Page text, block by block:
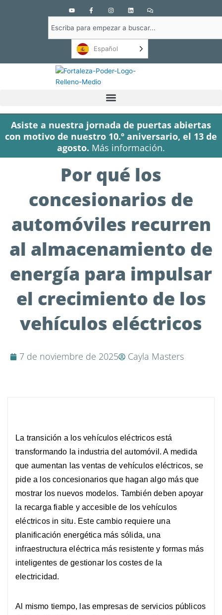
Y
o
u
t
u
b
F
a
c
e
b
o
f
I
n
s
t
a
g
a
L
i
n
k
e
d
C
o
m
e
n
t
en
Español
Asiste a nuestra jornada de puertas abiertas
con motivo de nuestro 10.º aniversario, el 13 de
agosto. Más información.
Por qué los
concesionarios de
automóviles recurren
al almacenamiento de
energía para impulsar
el crecimiento de los
vehículos eléctricos
7 de noviembre de 2025 Cayla Masters
La transición a los vehículos eléctricos está
transformando la industria del automóvil. A medida
que aumentan las ventas de vehículos eléctricos, se
pide a los concesionarios que hagan algo más que
mostrar los nuevos modelos. También deben apoyar
la recarga fiable y accesible de los vehículos
eléctricos in situ. Este cambio requiere una
planificación energética más sólida, una
infraestructura eléctrica más resistente y formas más
inteligentes de gestionar los costes de la
electricidad.
Al mismo tiempo, las empresas de servicios públicos